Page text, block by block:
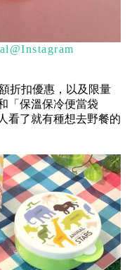
折扣優惠，以及限量
「保溫保冷便當袋
看了就有種想去野餐的